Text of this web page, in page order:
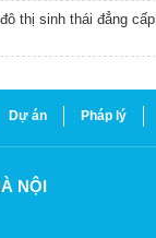
thị sinh thái đẳng cấp
Dự án Pháp lý
NỘI